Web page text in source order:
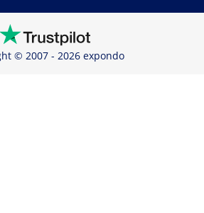
© 2007 - 2026 expondo